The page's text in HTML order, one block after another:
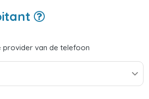
van de telefoon